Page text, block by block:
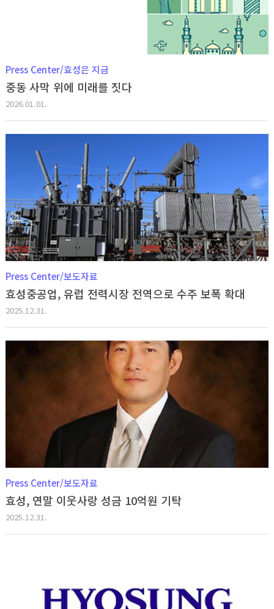
Press Center/효성은 지금
중동 사막 위에 미래를 짓다
2026.01.01.
Press Center/보도자료
효성중공업, 유럽 전력시장 전역으로 수주 보폭 확대
2025.12.31.
Press Center/보도자료
효성, 연말 이웃사랑 성금 10억원 기탁
2025.12.31.